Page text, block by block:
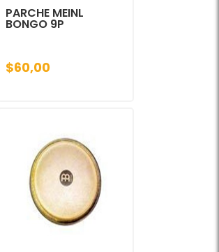
PARCHE MEINL
BONGO 9P
$60,00